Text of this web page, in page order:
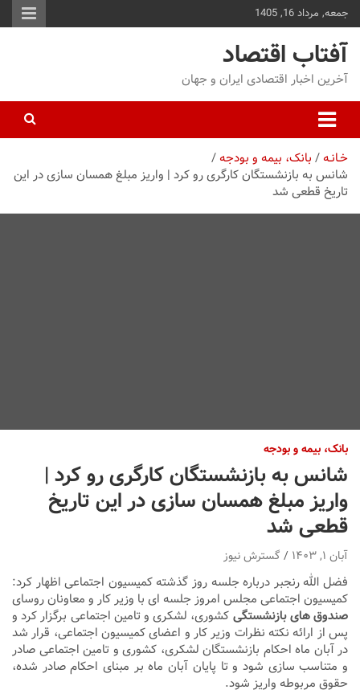
جمعه, مرداد 16, 1405
آفتاب اقتصاد
آخرین اخبار اقتصادی ایران و جهان
خـانـه بانک، بیمه و بودجه
شانس به بازنشستگان کارگری رو کرد | واریز مبلغ همسان سازی در این
تاریخ قطعی شد
بانک، بیمه و بودجه
شانس به بازنشستگان کارگری رو کرد |
واریز مبلغ همسان سازی در این تاریخ
قطعی شد
آبان ۱, ۱۴۰۳ گسترش نیوز
فضل الله رنجبر درباره جلسه روز گذشته کمیسیون اجتماعی اظهار کرد:
کمیسیون اجتماعی مجلس امروز جلسه ای با وزیر کار و معاونان روسای
صندوق های بازنشستگیکشوری، لشکری و تامین اجتماعی برگزار کرد و
پس از ارائه نکته نظرات وزیر کار و اعضای کمیسیون اجتماعی، قرار شد
در آبان ماه احکام بازنشستگان لشکری، کشوری و تامین اجتماعی صادر
و متناسب سازی شود و تا پایان آبان ماه بر مبنای احکام صادر شده،
حقوق مربوطه واریز شود.